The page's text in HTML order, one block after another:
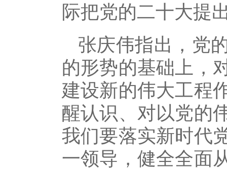
际把党的二十大提
张庆伟指出，党
的形势的基础上，
建设新的伟大工程
醒认识、对以党的
我们要落实新时代
一领导，健全全面